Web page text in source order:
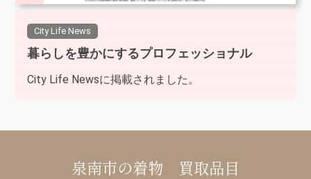
City Life News
暮らしを豊かにするプロフェッショナル
City Life Newsに掲載されました。
泉南市の着物 買取品目